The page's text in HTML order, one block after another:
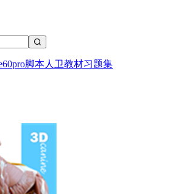
脚本人卫教材习题集